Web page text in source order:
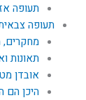
תעופה
תעופה
מחקרים,
תאונות
אובדן
היכן הם